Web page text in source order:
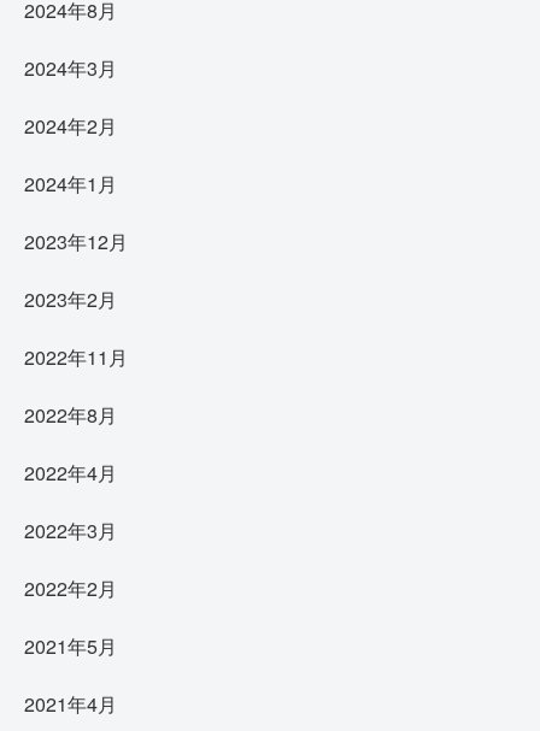
2024年8月
2024年3月
2024年2月
2024年1月
2023年12月
2023年2月
2022年11月
2022年8月
2022年4月
2022年3月
2022年2月
2021年5月
2021年4月